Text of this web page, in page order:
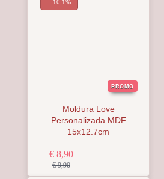
PROMO
Moldura Love
Personalizada MDF
15x12.7cm
€ 8,90
€ 9,90
− 10.1%